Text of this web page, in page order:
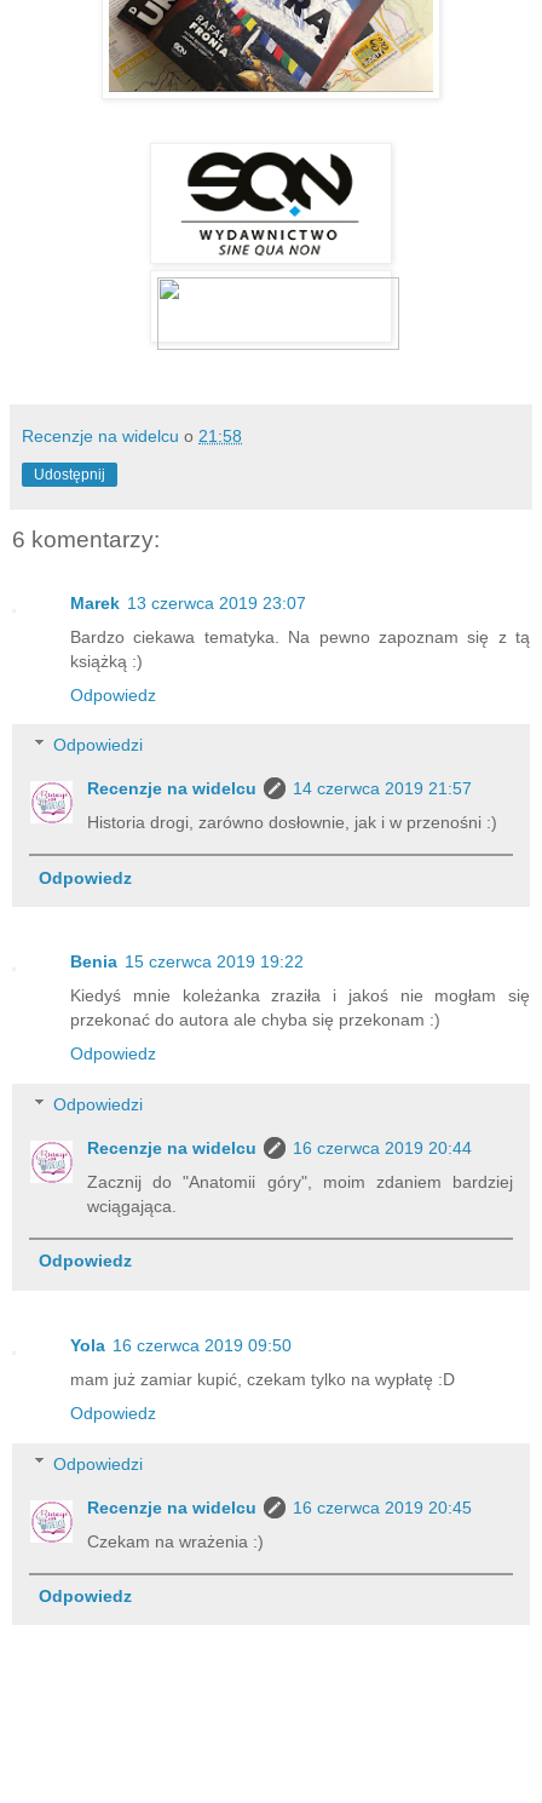
Recenzje na widelcu o 21:58
Udostępnij
6 komentarzy:
Marek 13 czerwca 2019 23:07
Bardzo ciekawa tematyka. Na pewno zapoznam się z tą
książką :)
Odpowiedz
Odpowiedzi
Recenzje na widelcu
14 czerwca 2019 21:57
Historia drogi, zarówno dosłownie, jak i w przenośni :)
Odpowiedz
Benia 15 czerwca 2019 19:22
Kiedyś mnie koleżanka zraziła i jakoś nie mogłam się
przekonać do autora ale chyba się przekonam :)
Odpowiedz
Odpowiedzi
Recenzje na widelcu
16 czerwca 2019 20:44
Zacznij do "Anatomii góry", moim zdaniem bardziej
wciągająca.
Odpowiedz
Yola 16 czerwca 2019 09:50
mam już zamiar kupić, czekam tylko na wypłatę :D
Odpowiedz
Odpowiedzi
Recenzje na widelcu
16 czerwca 2019 20:45
Czekam na wrażenia :)
Odpowiedz